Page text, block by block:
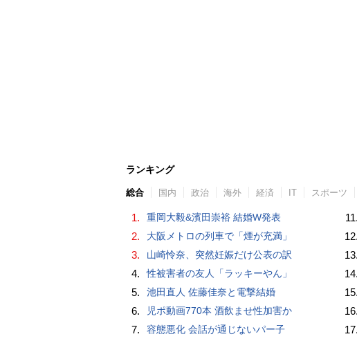
ランキング
総合 国内 政治 海外 経済 IT スポーツ
1. 重岡大毅&濱田崇裕 結婚W発表
2. 大阪メトロの列車で「煙が充満」
3. 山崎怜奈、突然妊娠だけ公表の訳
4. 性被害者の友人「ラッキーやん」
5. 池田直人 佐藤佳奈と電撃結婚
6. 児ポ動画770本 酒飲ませ性加害か
7. 容態悪化 会話が通じないパー子
11.
12.
13.
14.
15.
16.
17.